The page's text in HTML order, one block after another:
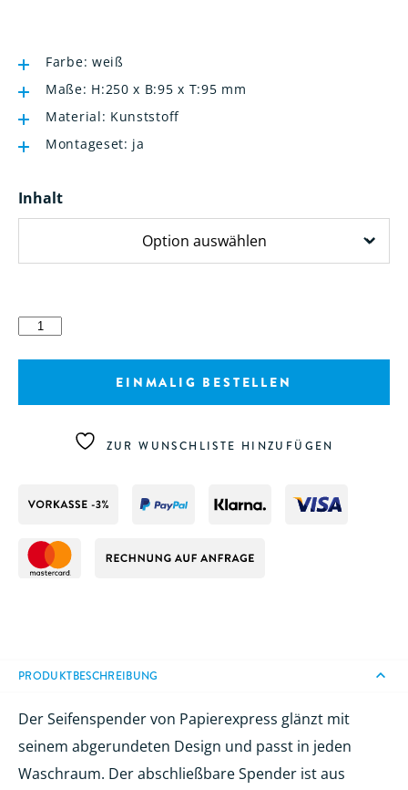
Farbe: weiß
Maße: H:250 x B:95 x T:95 mm
Material: Kunststoff
Montageset: ja
Inhalt
Seifenspender
EINMALIG BESTELLEN
ZUR WUNSCHLISTE HINZUFÜGEN
PRODUKTBESCHREIBUNG
Der Seifenspender von Papierexpress glänzt mit
seinem abgerundeten Design und passt in jeden
Waschraum. Der abschließbare Spender ist aus